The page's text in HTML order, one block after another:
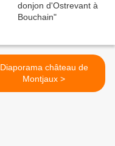
Diaporama château de
Montjaux >